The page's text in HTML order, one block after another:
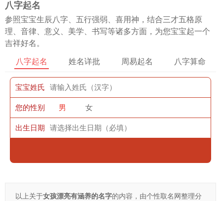
八字起名
参照宝宝生辰八字、五行强弱、喜用神，结合三才五格原
理、音律、意义、美学、书写等诸多方面，为您宝宝起一个
吉祥好名。
八字起名 姓名详批 周易起名 八字算命
宝宝姓氏
您的性别 男 女
出生日期
以上关于女孩漂亮有涵养的名字的内容，由个性取名网整理分